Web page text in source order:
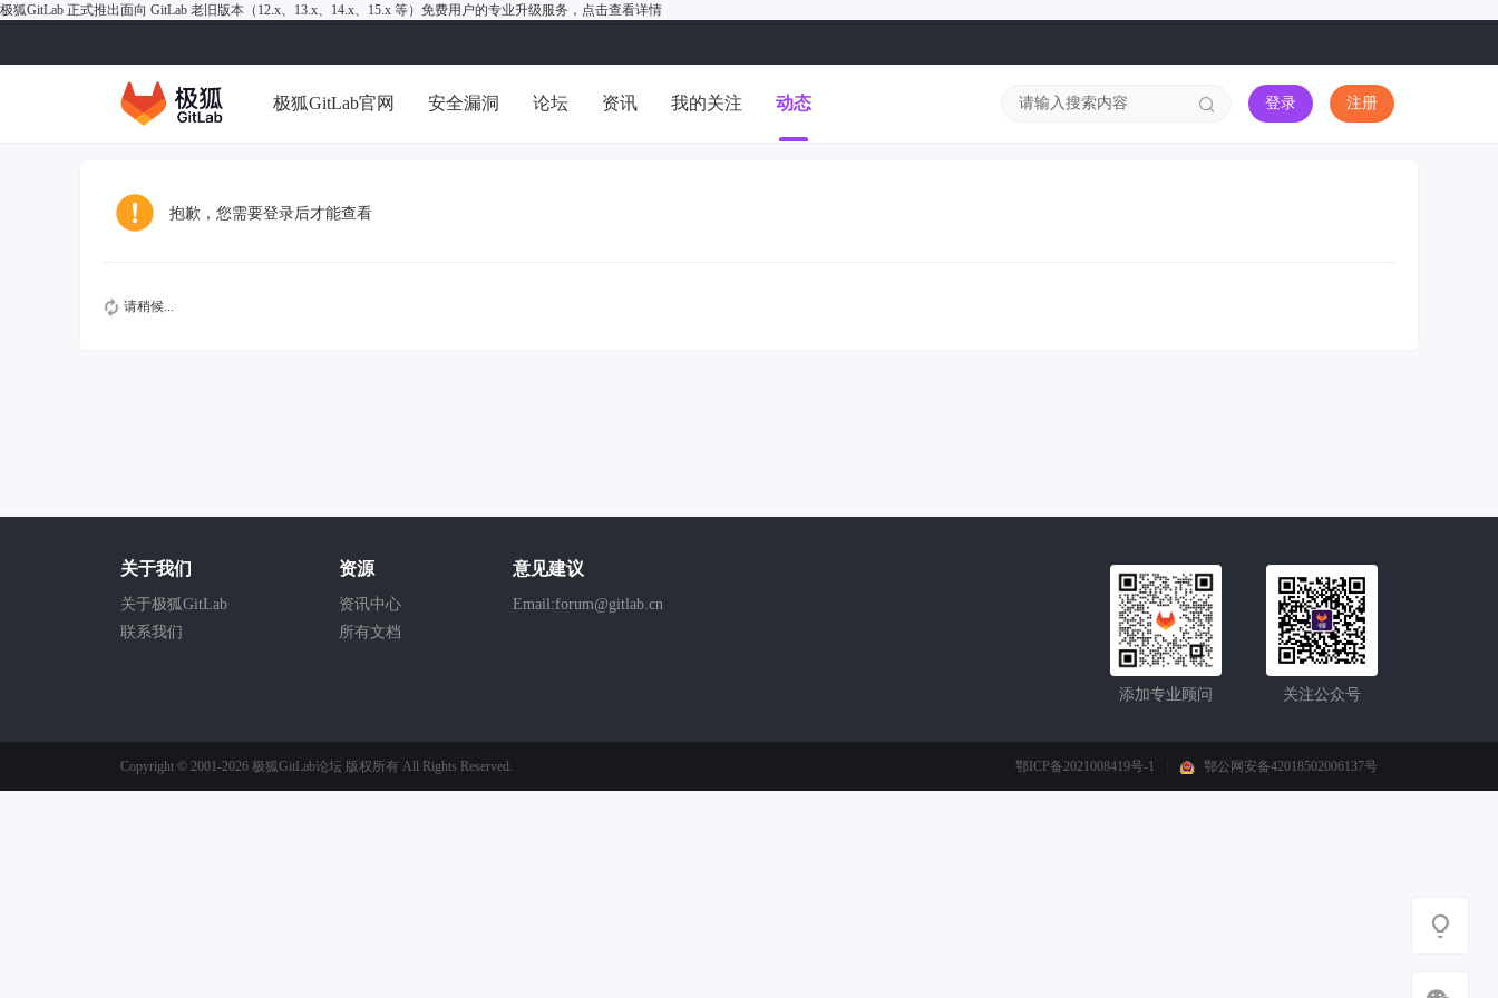
极狐GitLab 正式推出面向 GitLab 老旧版本（12.x、13.x、14.x、15.x 等）免费用户的专业升级服务， 点击查看详情
极狐GitLab官网 安全漏洞 论坛 资讯 我的关注 动态 登录 注册
抱歉，您需要登录后才能查看
请稍候...
关于我们
关于极狐GitLab
联系我们
资源
资讯中心
所有文档
意见建议
Email:forum@gitlab.cn
关注公众号
添加专业顾问
Copyright © 2001-2026 极狐GitLab论坛 版权所有 All Rights Reserved. 鄂ICP备2021008419号-1 鄂公网安备42018502006137号